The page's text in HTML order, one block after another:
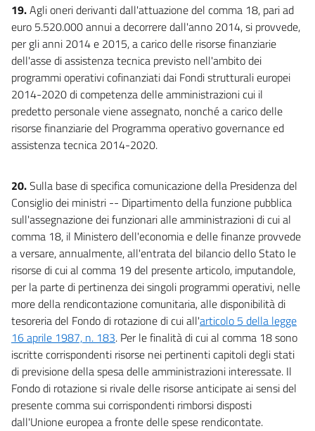
19.Agli oneri derivanti dall'attuazione del comma 18, pari ad
euro 5.520.000 annui a decorrere dall'anno 2014, si provvede,
per gli anni 2014 e 2015, a carico delle risorse finanziarie
dell'asse di assistenza tecnica previsto nell'ambito dei
programmi operativi cofinanziati dai Fondi strutturali europei
2014-2020 di competenza delle amministrazioni cui il
predetto personale viene assegnato, nonché a carico delle
risorse finanziarie del Programma operativo governance ed
assistenza tecnica 2014-2020.
20.Sulla base di specifica comunicazione della Presidenza del
Consiglio dei ministri -- Dipartimento della funzione pubblica
sull'assegnazione dei funzionari alle amministrazioni di cui al
comma 18, il Ministero dell'economia e delle finanze provvede
a versare, annualmente, all'entrata del bilancio dello Stato le
risorse di cui al comma 19 del presente articolo, imputandole,
per la parte di pertinenza dei singoli programmi operativi, nelle
more della rendicontazione comunitaria, alle disponibilità di
tesoreria del Fondo di rotazione di cui all'articolo 5 della legge
16 aprile 1987, n. 183. Per le finalità di cui al comma 18 sono
iscritte corrispondenti risorse nei pertinenti capitoli degli stati
di previsione della spesa delle amministrazioni interessate. Il
Fondo di rotazione si rivale delle risorse anticipate ai sensi del
presente comma sui corrispondenti rimborsi disposti
dall'Unione europea a fronte delle spese rendicontate.